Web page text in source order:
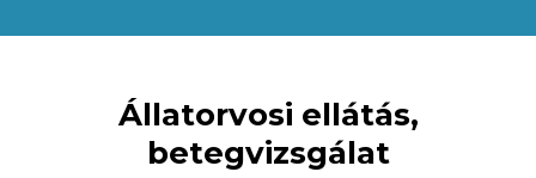
Állatorvosi ellátás,
betegvizsgálat